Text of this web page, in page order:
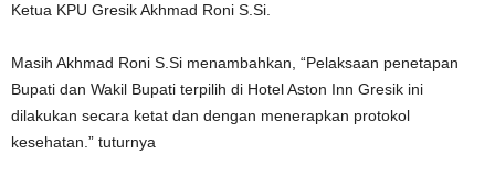
Ketua KPU Gresik Akhmad Roni S.Si.
Masih Akhmad Roni S.Si menambahkan, “Pelaksaan penetapan
Bupati dan Wakil Bupati terpilih di Hotel Aston Inn Gresik ini
dilakukan secara ketat dan dengan menerapkan protokol
kesehatan.” tuturnya